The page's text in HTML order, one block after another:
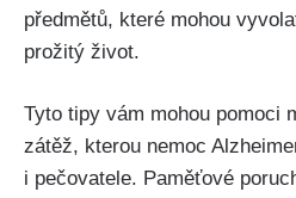
předmětů, které mohou
prožitý život.
Tyto tipy vám mohou pomoci
zátěž, kterou nemoc
i pečovatele. Paměťové